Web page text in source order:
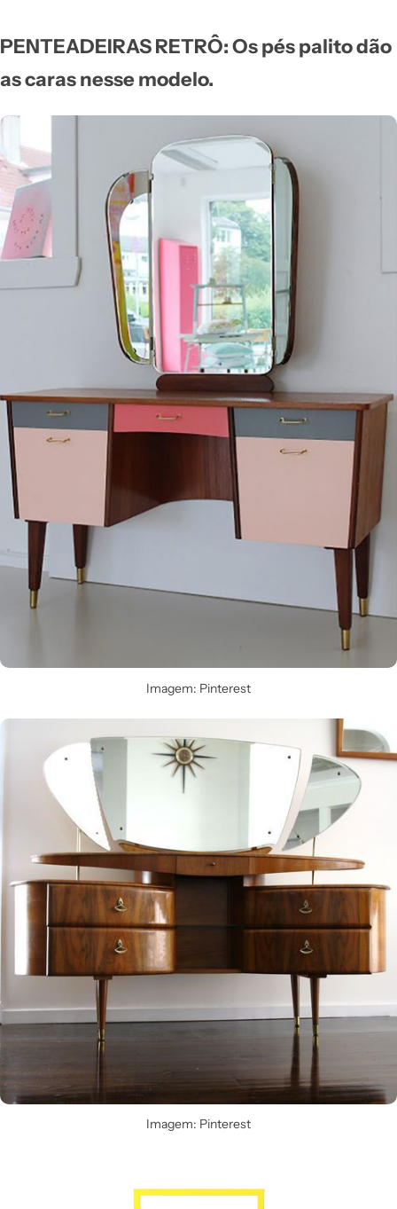
PENTEADEIRAS RETRÔ: Os pés palito dão
as caras nesse modelo.
Imagem: Pinterest
Imagem: Pinterest